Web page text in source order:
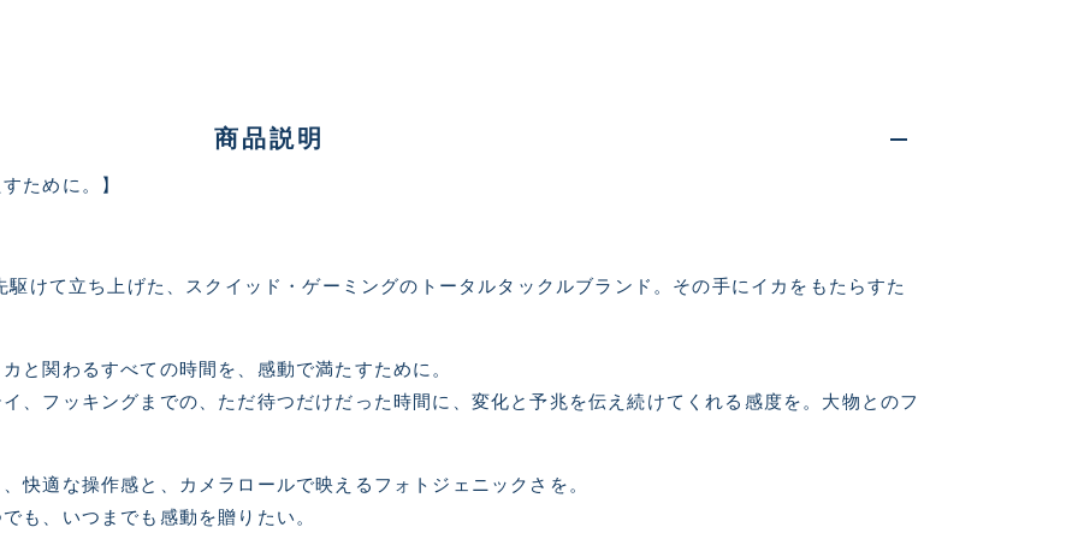
SA
品）
※店頭展示時の置き傷が付いているものも含む
A 傷が極めて少ない極上品
商品説明
ために。】
けて立ち上げた、スクイッド・ゲーミングのトータルタックルブランド。その手にイカをもたらすた
と関わるすべての時間を、感動で満たすために。
、フッキングまでの、ただ待つだけだった時間に、変化と予兆を伝え続けてくれる感度を。大物とのフ
快適な操作感と、カメラロールで映えるフォトジェニックさを。
も、いつまでも感動を贈りたい。